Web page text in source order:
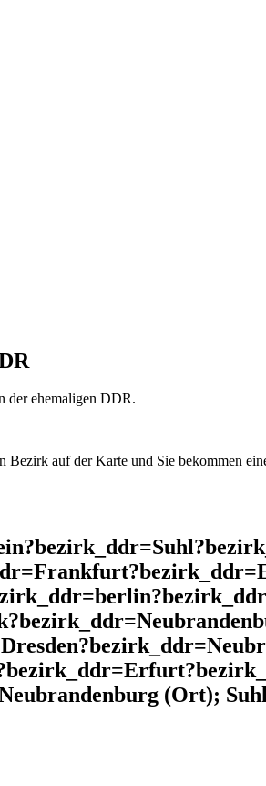
der ehemaligen DDR.
auf der Karte und Sie bekommen
(Ort);